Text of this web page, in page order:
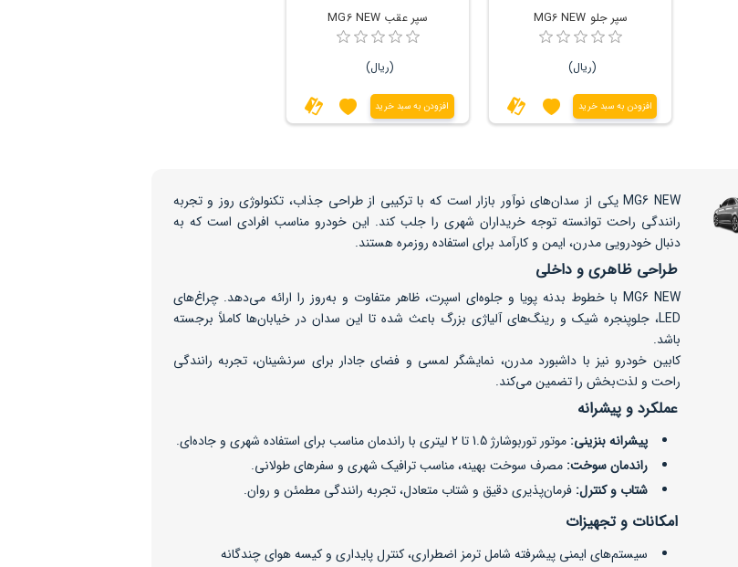
سپر جلو MG6 NEW
(ریال)
افزودن به سبد خرید
سپر عقب MG6 NEW
(ریال)
افزودن به سبد خرید
MG6 NEW یکی از سدان‌های نوآور بازار است که با ترکیبی از طراحی جذاب، تکنولوژی روز و تجربه
رانندگی راحت توانسته توجه خریداران شهری را جلب کند. این خودرو مناسب افرادی است که به
دنبال خودرویی مدرن، ایمن و کارآمد برای استفاده روزمره هستند.
طراحی ظاهری و داخلی
MG6 NEW با خطوط بدنه پویا و جلوه‌ای اسپرت، ظاهر متفاوت و به‌روز را ارائه می‌دهد. چراغ‌های
LED، جلوپنجره شیک و رینگ‌های آلیاژی بزرگ باعث شده تا این سدان در خیابان‌ها کاملاً برجسته
باشد.
کابین خودرو نیز با داشبورد مدرن، نمایشگر لمسی و فضای جادار برای سرنشینان، تجربه رانندگی
راحت و لذت‌بخش را تضمین می‌کند.
عملکرد و پیشرانه
پیشرانه بنزینی: موتور توربوشارژ 1.5 تا 2 لیتری با راندمان مناسب برای استفاده شهری و جاده‌ای.
راندمان سوخت: مصرف سوخت بهینه، مناسب ترافیک شهری و سفرهای طولانی.
شتاب و کنترل: فرمان‌پذیری دقیق و شتاب متعادل، تجربه رانندگی مطمئن و روان.
امکانات و تجهیزات
سیستم‌های ایمنی پیشرفته شامل ترمز اضطراری، کنترل پایداری و کیسه هوای چندگانه